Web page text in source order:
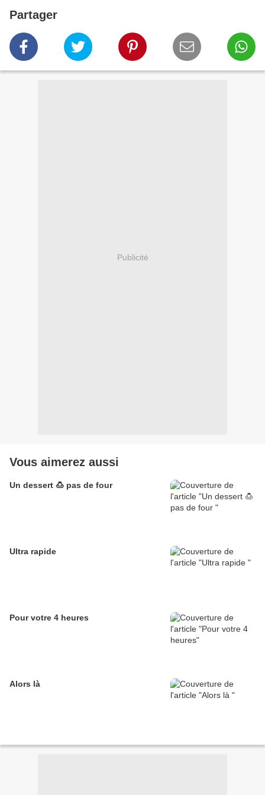
Partager
Publicité
Vous aimerez aussi
Un dessert 🍮 pas de four
Ultra rapide
Pour votre 4 heures
Alors là